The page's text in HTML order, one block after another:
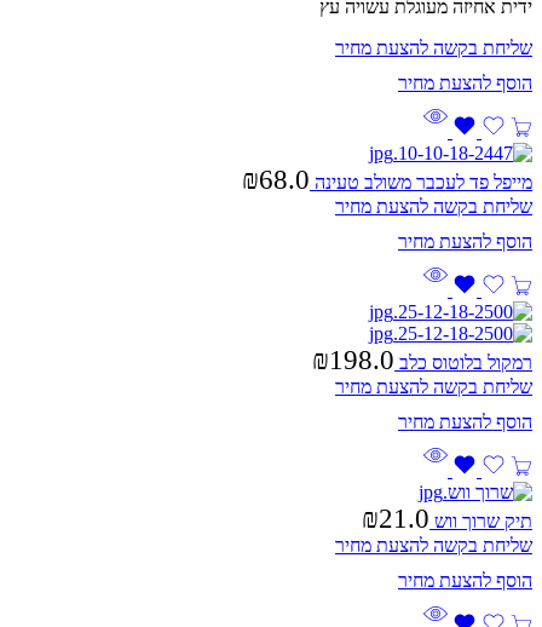
ידית אחיזה מעוגלת עשויה עץ
שליחת בקשה להצעת מחיר
מייפל פד לעכבר משולב טעינה ₪68.0
שליחת בקשה להצעת מחיר
רמקול בלוטוס כלב ₪198.0
שליחת בקשה להצעת מחיר
תיק שרוך ווש ₪21.0
שליחת בקשה להצעת מחיר